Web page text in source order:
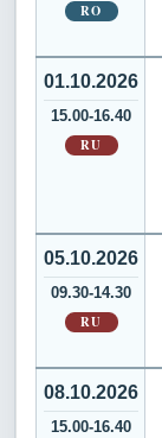
RO
01.10.2026
15.00-16.40
RU
05.10.2026
09.30-14.30
RU
08.10.2026
15.00-16.40